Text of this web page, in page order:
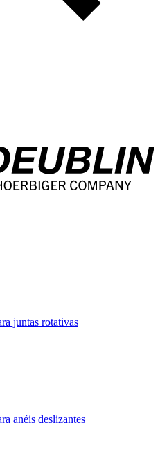
juntas rotativas
anéis deslizantes